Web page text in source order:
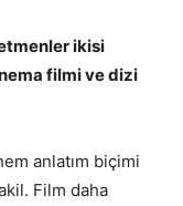
ikisi
filmi ve dizi
anlatım biçimi
Film daha